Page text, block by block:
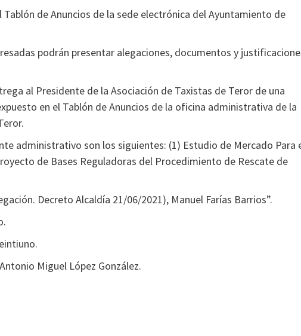
de Anuncios de la sede electrónica del Ayuntamiento de
podrán presentar alegaciones, documentos y
al Presidente de la Asociación de Taxistas de Teror de una
en el Tablón de Anuncios de la oficina administrativa de la
administrativo son los siguientes: (1) Estudio de Mercado Para
de Bases Reguladoras del Procedimiento de Rescate de
Decreto Alcaldía 21/06/2021), Manuel Farías Barrios”.
Antonio Miguel López González.